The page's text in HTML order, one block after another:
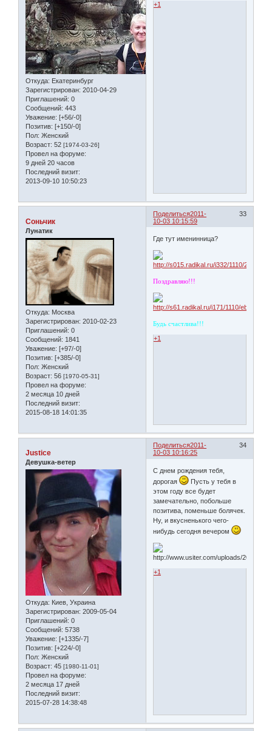
Откуда: Екатеринбург
Зарегистрирован: 2010-04-29
Приглашений: 0
Сообщений: 443
Уважение: [+56/-0]
Позитив: [+150/-0]
Пол: Женский
Возраст: 52 [1974-03-26]
Провел на форуме:
9 дней 20 часов
Последний визит:
2013-09-10 10:50:23
+1
Поделиться 33
2011-
10-03 10:15:59
Соньчик
Лунатик
Откуда: Москва
Зарегистрирован: 2010-02-23
Приглашений: 0
Сообщений: 1841
Уважение: [+97/-0]
Позитив: [+385/-0]
Пол: Женский
Возраст: 56 [1970-05-31]
Провел на форуме:
2 месяца 10 дней
Последний визит:
2015-08-18 14:01:35
Где тут именинница?
Поздравляю!!!
Будь счастлива!!!
+1
Поделиться 34
2011-
10-03 10:16:25
Justice
Девушка-ветер
Откуда: Киев, Украина
Зарегистрирован: 2009-05-04
Приглашений: 0
Сообщений: 5738
Уважение: [+1335/-7]
Позитив: [+224/-0]
Пол: Женский
Возраст: 45 [1980-11-01]
Провел на форуме:
2 месяца 17 дней
Последний визит:
2015-07-28 14:38:48
С днем рождения тебя,
дорогая
Пусть у тебя в
этом году все будет
замечательно, побольше
позитива, поменьше болячек.
Ну, и вкусненького чего-
нибудь сегодня вечером
+1